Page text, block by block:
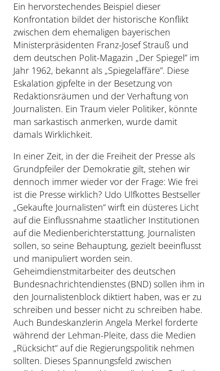
Ein hervorstechendes Beispiel dieser
Konfrontation bildet der historische Konflikt
zwischen dem ehemaligen bayerischen
Ministerpräsidenten Franz-Josef Strauß und
dem deutschen Polit-Magazin „Der Spiegel” im
Jahr 1962, bekannt als „Spiegelaffäre”. Diese
Eskalation gipfelte in der Besetzung von
Redaktionsräumen und der Verhaftung von
Journalisten. Ein Traum vieler Politiker, könnte
man sarkastisch anmerken, wurde damit
damals Wirklichkeit.
In einer Zeit, in der die Freiheit der Presse als
Grundpfeiler der Demokratie gilt, stehen wir
dennoch immer wieder vor der Frage: Wie frei
ist die Presse wirklich? Udo Ulfkottes Bestseller
„Gekaufte Journalisten“ wirft ein düsteres Licht
auf die Einflussnahme staatlicher Institutionen
auf die Medienberichterstattung. Journalisten
sollen, so seine Behauptung, gezielt beeinflusst
und manipuliert worden sein.
Geheimdienstmitarbeiter des deutschen
Bundesnachrichtendienstes (BND) sollen ihm in
den Journalistenblock diktiert haben, was er zu
schreiben und besser nicht zu schreiben habe.
Auch Bundeskanzlerin Angela Merkel forderte
während der Lehman-Pleite, dass die Medien
„Rücksicht“ auf die Regierungspolitik nehmen
sollten. Dieses Spannungsfeld zwischen